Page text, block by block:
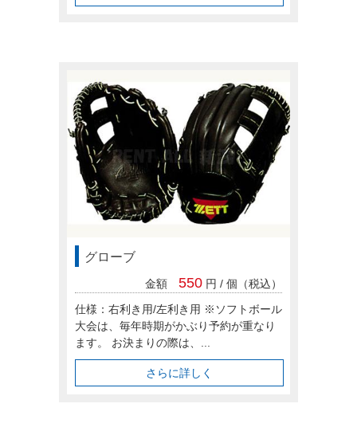
求人情報案内
FC紹介
グローブ
金額 550 円 / 個（税込）
仕様：右利き用/左利き用 ※ソフトボール
大会は、毎年時期がかぶり予約が重なり
ます。 お決まりの際は、...
さらに詳しく